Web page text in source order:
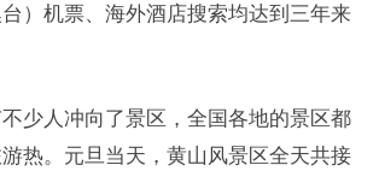
台）机票、海外酒店搜索均达到三年来
少人冲向了景区，全国各地的景区都
热。元旦当天，黄山风景区全天共接